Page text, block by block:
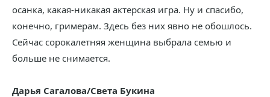
осанка, какая-никакая актерская игра. Ну и спасибо,
конечно, гримерам. Здесь без них явно не обошлось.
Сейчас сорокалетняя женщина выбрала семью и
больше не снимается.
Дарья Сагалова/Света Букина